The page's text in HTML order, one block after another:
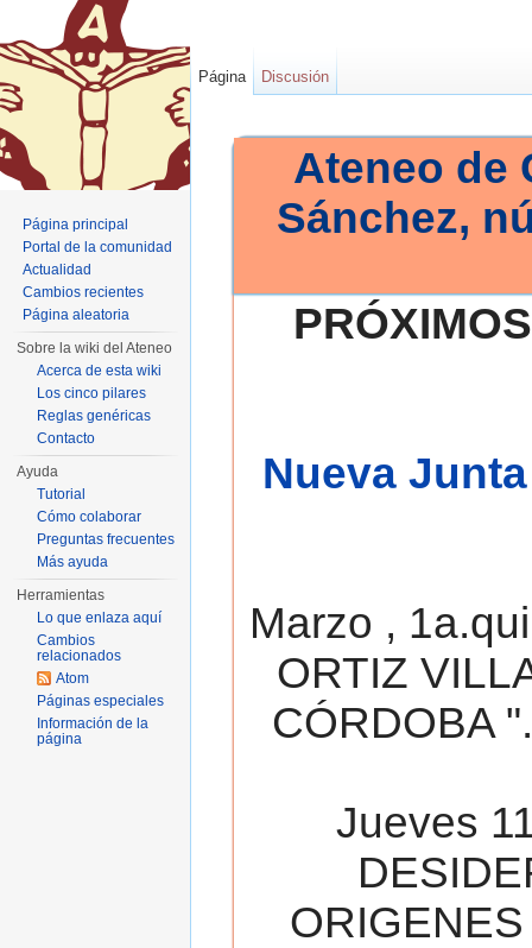
Ateneo de
Sánchez,
Nueva
Marzo ,
ORTIZ
CÓRDOBA
Jueves
Página Discusión
Página principal
Portal de la comunidad
Actualidad
Cambios recientes
Página aleatoria
Sobre la wiki del Ateneo
Acerca de esta wiki
Los cinco pilares
Reglas genéricas
Contacto
Ayuda
Tutorial
Cómo colaborar
Preguntas frecuentes
Más ayuda
Herramientas
Lo que enlaza aquí
Cambios
relacionados
Atom
Páginas especiales
Información de la
página